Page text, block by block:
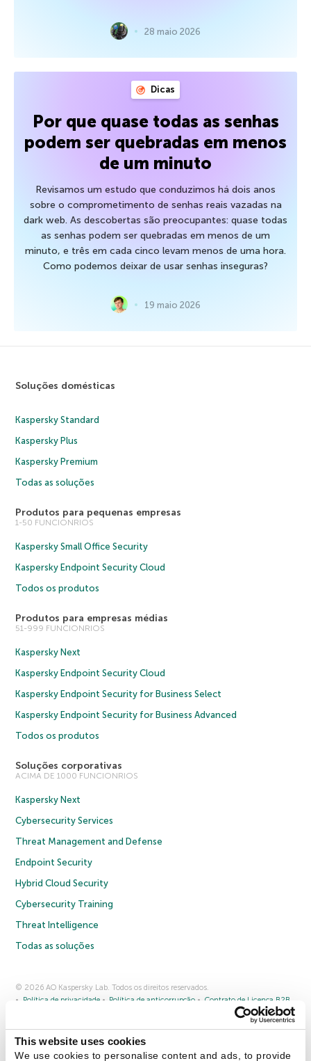
This website uses cookies
We use cookies to personalise content and ads, to provide
28 maio 2026
Dicas
Por que quase todas as senhas
podem ser quebradas em menos
de um minuto
Revisamos um estudo que conduzimos há dois anos
sobre o comprometimento de senhas reais vazadas na
dark web. As descobertas são preocupantes: quase todas
as senhas podem ser quebradas em menos de um
minuto, e três em cada cinco levam menos de uma hora.
Como podemos deixar de usar senhas inseguras?
19 maio 2026
Soluções domésticas
Kaspersky Standard
Kaspersky Plus
Kaspersky Premium
Todas as soluções
Produtos para pequenas empresas
1-50 FUNCIONRIOS
Kaspersky Small Office Security
Kaspersky Endpoint Security Cloud
Todos os produtos
Produtos para empresas médias
51-999 FUNCIONRIOS
Kaspersky Next
Kaspersky Endpoint Security Cloud
Kaspersky Endpoint Security for Business Select
Kaspersky Endpoint Security for Business Advanced
Todos os produtos
Soluções corporativas
ACIMA DE 1000 FUNCIONRIOS
Kaspersky Next
Cybersecurity Services
Threat Management and Defense
Endpoint Security
Hybrid Cloud Security
Cybersecurity Training
Threat Intelligence
Todas as soluções
© 2026 AO Kaspersky Lab. Todos os direitos reservados.
Política de privacidade
Política de anticorrupção
Contrato de Licença B2B
Cookies
Fale conosco Sobre a Kaspersky Parceiros
Comunicado à imprensa